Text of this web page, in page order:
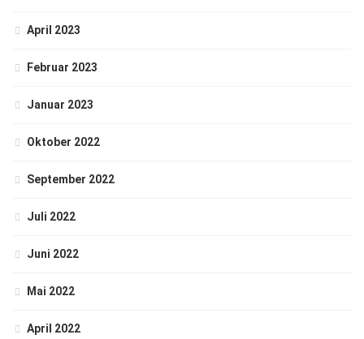
April 2023
Februar 2023
Januar 2023
Oktober 2022
September 2022
Juli 2022
Juni 2022
Mai 2022
April 2022